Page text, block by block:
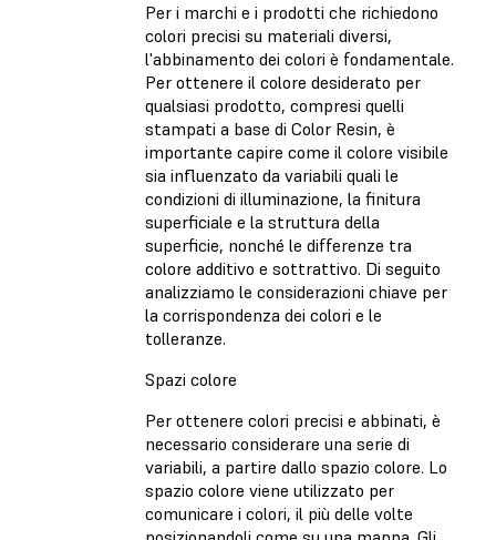
Per i marchi e i prodotti che richiedono
colori precisi su materiali diversi,
l'abbinamento dei colori è fondamentale.
Per ottenere il colore desiderato per
qualsiasi prodotto, compresi quelli
stampati a base di Color Resin, è
importante capire come il colore visibile
sia influenzato da variabili quali le
condizioni di illuminazione, la finitura
superficiale e la struttura della
superficie, nonché le differenze tra
colore additivo e sottrattivo. Di seguito
analizziamo le considerazioni chiave per
la corrispondenza dei colori e le
tolleranze.
Spazi colore
Per ottenere colori precisi e abbinati, è
necessario considerare una serie di
variabili, a partire dallo spazio colore. Lo
spazio colore viene utilizzato per
comunicare i colori, il più delle volte